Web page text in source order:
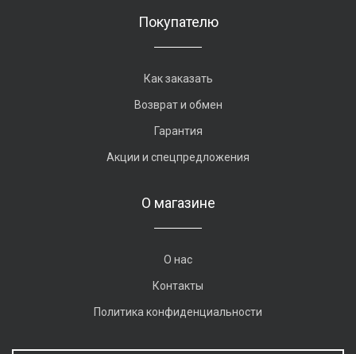
Покупателю
Как заказать
Возврат и обмен
Гарантия
Акции и спецпредложения
О магазине
О нас
Контакты
Политика конфиденциальности